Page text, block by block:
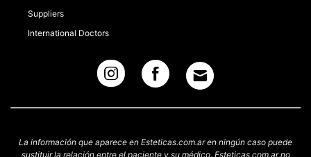
Suppliers
International Doctors
La información que aparece en Esteticas.com.ar en ningún caso puede
sustituir la relación entre el paciente y su médico. Esteticas.com.ar no